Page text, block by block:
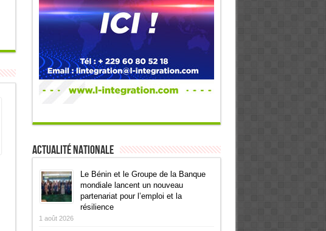
Actualité Nationale
Le Bénin et le Groupe de la Banque
mondiale lancent un nouveau
partenariat pour l’emploi et la
résilience
1 août 2026